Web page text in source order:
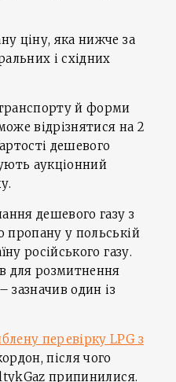
ціну, яка нижче за
і східних
й форми
відрізнятися на 2
дешевого
аукціонний
дешевого газу з
пропану у польській
російського газу.
для розмитнення
зазначив один із
перевірку LPG з
після чого
припинилися.